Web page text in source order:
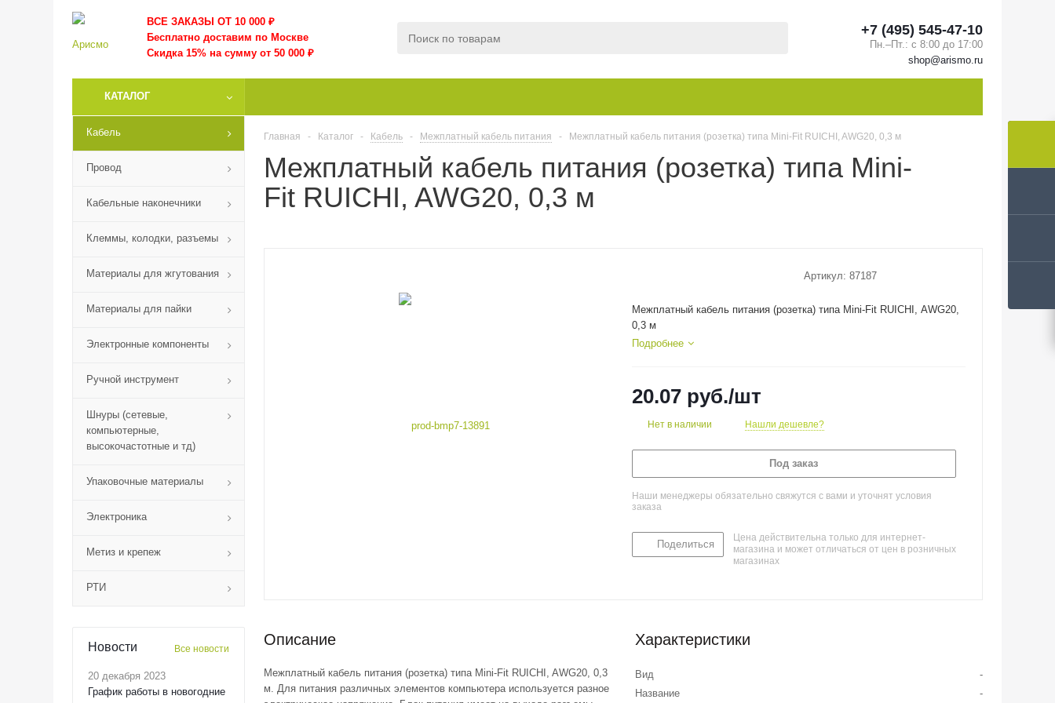
ВСЕ ЗАКАЗЫ ОТ 10 000 ₽
Бесплатно доставим по Москве
Скидка 15% на сумму от 50 000 ₽
+7 (495) 545-47-10
Пн.–Пт.: с 8:00 до 17:00
shop@arismo.ru
КАТАЛОГ
Кабель
Провод
Кабельные наконечники
Клеммы, колодки, разъемы
Материалы для жгутования
Материалы для пайки
Электронные компоненты
Ручной инструмент
Шнуры (сетевые,
компьютерные,
высокочастотные и тд)
Упаковочные материалы
Электроника
Метиз и крепеж
РТИ
Новости Все новости
20 декабря 2023
График работы в новогодние
Главная - Каталог - Кабель - Межплатный кабель питания - Межплатный кабель питания (розетка) типа Mini-Fit RUICHI, AWG20, 0,3 м
Межплатный кабель питания (розетка) типа Mini-
Fit RUICHI, AWG20, 0,3 м
Артикул: 87187
Межплатный кабель питания (розетка) типа Mini-Fit RUICHI, AWG20,
0,3 м
Подробнее
20.07 руб./шт
Нет в наличии Нашли дешевле?
Под заказ
Наши менеджеры обязательно свяжутся с вами и уточнят условия
заказа
Поделиться
Цена действительна только для интернет-
магазина и может отличаться от цен в розничных
магазинах
Описание
Межплатный кабель питания (розетка) типа Mini-Fit RUICHI, AWG20, 0,3
м. Для питания различных элементов компьютера используется разное
Характеристики
Вид
-
Название
-